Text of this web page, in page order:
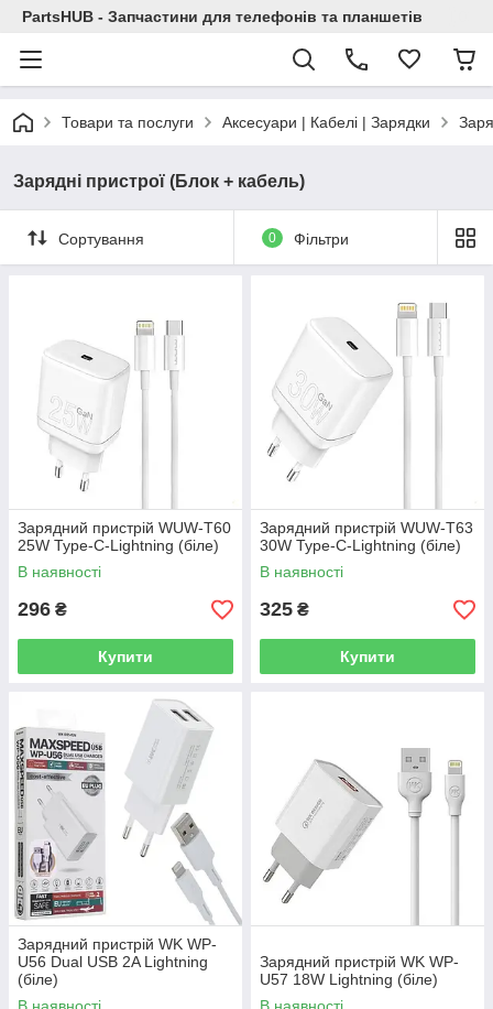
PartsHUB - Запчастини для телефонів та планшетів
Товари та послуги Аксесуари | Кабелі | Зарядки
Зарядні пристрої (Блок + кабель)
Сортування 0 Фільтри
Зарядний пристрій WUW-T60
25W Type-C-Lightning (біле)
В наявності
296 ₴
Купити
Зарядний пристрій WUW-T63
30W Type-C-Lightning (біле)
В наявності
325 ₴
Купити
Зарядний пристрій WK WP-
U56 Dual USB 2A Lightning
(біле)
Зарядний пристрій WK WP-
U57 18W Lightning (біле)